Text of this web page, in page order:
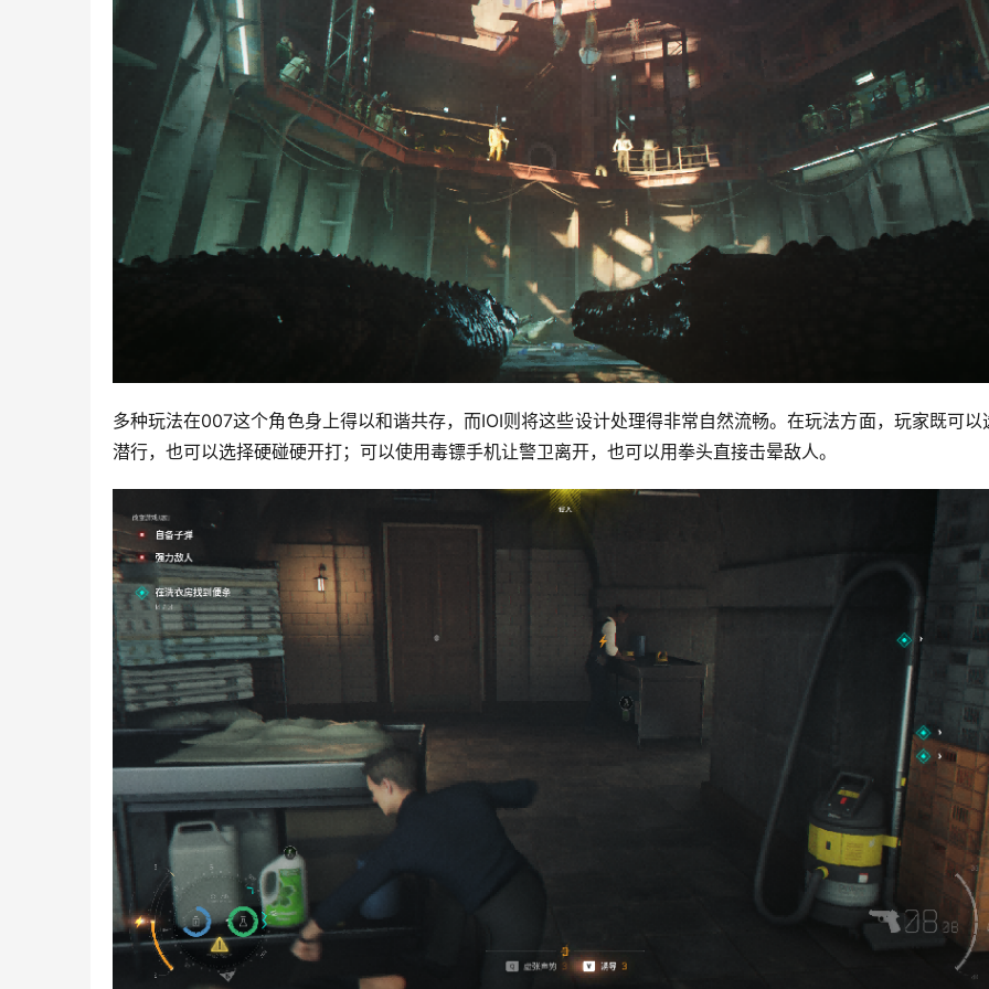
多种玩法在007这个角色身上得以和谐共存，而IOI则将这些设计处理得非常自然流畅。在玩法方面，玩家既可以
潜行，也可以选择硬碰硬开打；可以使用毒镖手机让警卫离开，也可以用拳头直接击晕敌人。